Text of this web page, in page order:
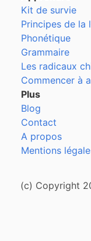
Kit de survie
Principes de la
Phonétique
Grammaire
Les radicaux
Commencer à
Plus
Blog
Contact
A propos
Mentions
(c) Copyright